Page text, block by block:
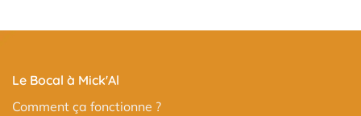
Le Bocal à Mick'Al
Comment ça fonctionne ?